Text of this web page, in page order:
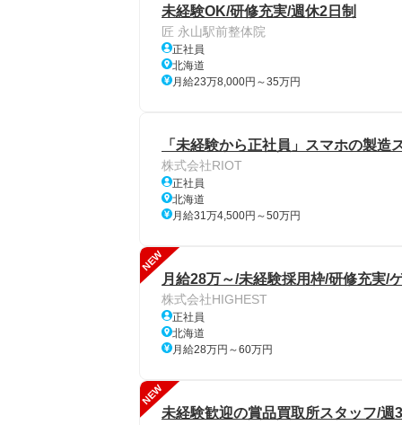
未経験OK/研修充実/週休2日制
匠 永山駅前整体院
正社員
北海道
月給23万8,000円～35万円
「未経験から正社員」スマホの製
株式会社RIOT
正社員
北海道
月給31万4,500円～50万円
NEW
月給28万～/未経験採用枠/研修充実/
株式会社HIGHEST
正社員
北海道
月給28万円～60万円
NEW
未経験歓迎の賞品買取所スタッフ/